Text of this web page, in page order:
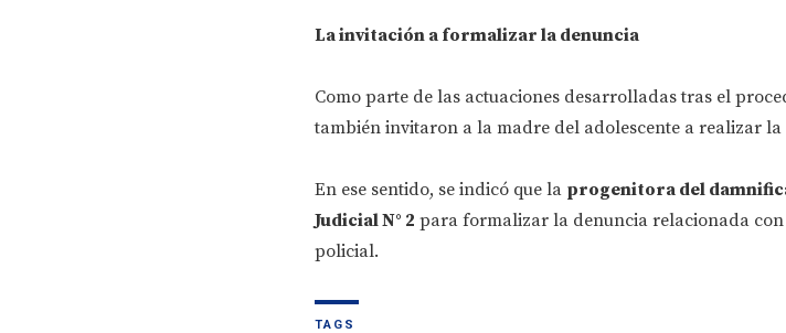
La invitación a formalizar la denuncia
Como parte de las actuaciones desarrolladas tras el
también invitaron a la madre del adolescente a realizar
En ese sentido, se indicó que la progenitora del
Judicial N° 2 para formalizar la denuncia relacionada
policial.
TAGS